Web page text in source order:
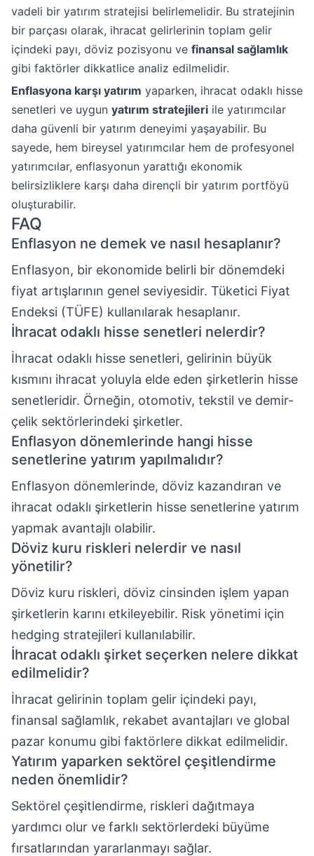
vadeli bir yatırım stratejisi belirlemelidir. Bu stratejinin
bir parçası olarak, ihracat gelirlerinin toplam gelir
içindeki payı, döviz pozisyonu ve finansal sağlamlık
gibi faktörler dikkatlice analiz edilmelidir.
Enflasyona karşı yatırım yaparken, ihracat odaklı hisse
senetleri ve uygun yatırım stratejileri ile yatırımcılar
daha güvenli bir yatırım deneyimi yaşayabilir. Bu
sayede, hem bireysel yatırımcılar hem de profesyonel
yatırımcılar, enflasyonun yarattığı ekonomik
belirsizliklere karşı daha dirençli bir yatırım portföyü
oluşturabilir.
FAQ
Enflasyon ne demek ve nasıl hesaplanır?
Enflasyon, bir ekonomide belirli bir dönemdeki
fiyat artışlarının genel seviyesidir. Tüketici Fiyat
Endeksi (TÜFE) kullanılarak hesaplanır.
İhracat odaklı hisse senetleri nelerdir?
İhracat odaklı hisse senetleri, gelirinin büyük
kısmını ihracat yoluyla elde eden şirketlerin hisse
senetleridir. Örneğin, otomotiv, tekstil ve demir-
çelik sektörlerindeki şirketler.
Enflasyon dönemlerinde hangi hisse
senetlerine yatırım yapılmalıdır?
Enflasyon dönemlerinde, döviz kazandıran ve
ihracat odaklı şirketlerin hisse senetlerine yatırım
yapmak avantajlı olabilir.
Döviz kuru riskleri nelerdir ve nasıl
yönetilir?
Döviz kuru riskleri, döviz cinsinden işlem yapan
şirketlerin karını etkileyebilir. Risk yönetimi için
hedging stratejileri kullanılabilir.
İhracat odaklı şirket seçerken nelere dikkat
edilmelidir?
İhracat gelirinin toplam gelir içindeki payı,
finansal sağlamlık, rekabet avantajları ve global
pazar konumu gibi faktörlere dikkat edilmelidir.
Yatırım yaparken sektörel çeşitlendirme
neden önemlidir?
Sektörel çeşitlendirme, riskleri dağıtmaya
yardımcı olur ve farklı sektörlerdeki büyüme
fırsatlarından yararlanmayı sağlar.